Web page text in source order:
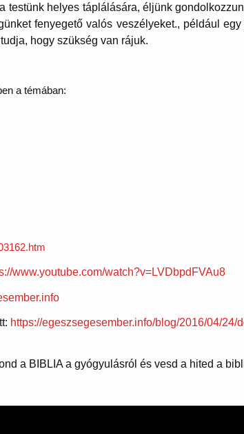
testünk helyes táplálására, éljünk
fenyegető valós veszélyeket., például
hogy szükség van rájuk.
a témában:
www.youtube.com/watch?v=LVDbpdFVAu8
https://egeszsegesember.info/blog/2016/04/24/
a BIBLIA a gyógyulásról és vesd a hited a